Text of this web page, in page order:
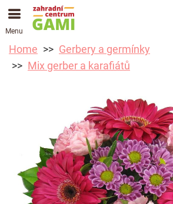
Menu
Home
Gerbery a germínky
Mix gerber a karafiátů